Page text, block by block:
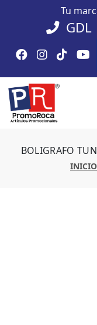
Tu
GDL
BOLIGRAFO
INICIO